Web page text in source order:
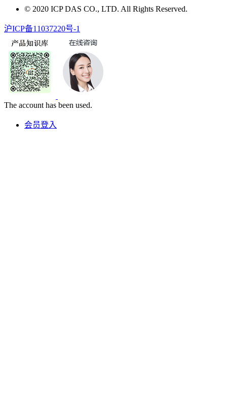
© 2020 ICP DAS CO., LTD. All Rights Reserved.
沪ICP备11037220号-1
The account has been used.
会员登入